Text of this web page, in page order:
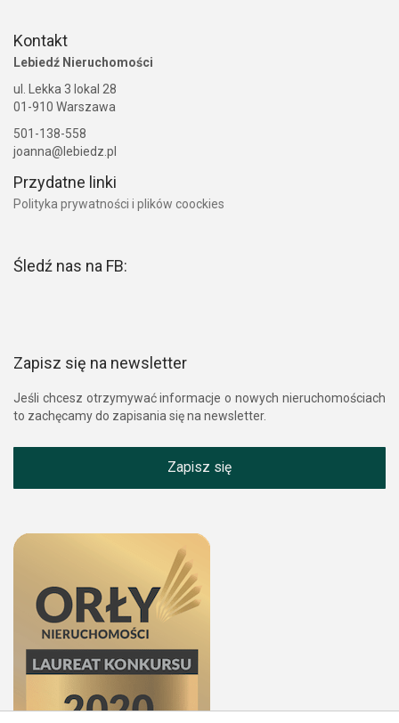
Kontakt
Lebiedź Nieruchomości
ul. Lekka 3 lokal 28
01-910 Warszawa
501-138-558
joanna@lebiedz.pl
Przydatne linki
Polityka prywatności i plików coockies
Śledź nas na FB:
Zapisz się na newsletter
Jeśli chcesz otrzymywać informacje o nowych nieruchomościach
to zachęcamy do zapisania się na newsletter.
Zapisz się